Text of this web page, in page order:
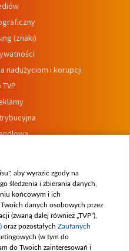
(znaki)
nadużyciom i korupcji
wewnętrznych
aby wyrazić zgody na
śledzenia i zbierania danych,
końcowym i ich
danych osobowych przez
(zwaną dalej również „TVP”),
oraz pozostałych Zaufanych
(w tym do
do Twoich zainteresowań i